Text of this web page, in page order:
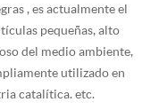
, es actualmente el
pequeñas, alto
del medio ambiente,
utilizado en
catalítica. etc.